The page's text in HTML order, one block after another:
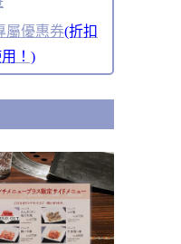
屬優惠券(折扣
！)